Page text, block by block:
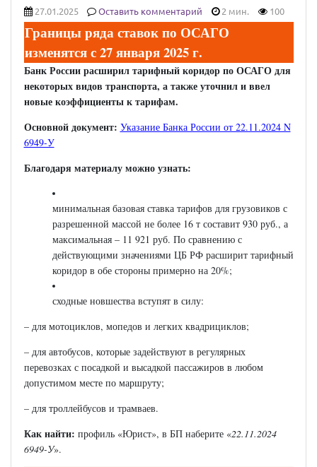
27.01.2025 Оставить комментарий 2 мин. 100
Границы ряда ставок по ОСАГО
изменятся с 27 января 2025 г.
Банк России расширил тарифный коридор по ОСАГО для
некоторых видов транспорта, а также уточнил и ввел
новые коэффициенты к тарифам.
Основной документ: Указание Банка России от 22.11.2024 N
6949-У
Благодаря материалу можно узнать:
минимальная базовая ставка тарифов для грузовиков с
разрешенной массой не более 16 т составит 930 руб., а
максимальная – 11 921 руб. По сравнению с
действующими значениями ЦБ РФ расширит тарифный
коридор в обе стороны примерно на 20%;
сходные новшества вступят в силу:
– для мотоциклов, мопедов и легких квадрициклов;
– для автобусов, которые задействуют в регулярных
перевозках с посадкой и высадкой пассажиров в любом
допустимом месте по маршруту;
– для троллейбусов и трамваев.
Как найти: профиль «Юрист», в БП наберите «22.11.2024
6949-У».